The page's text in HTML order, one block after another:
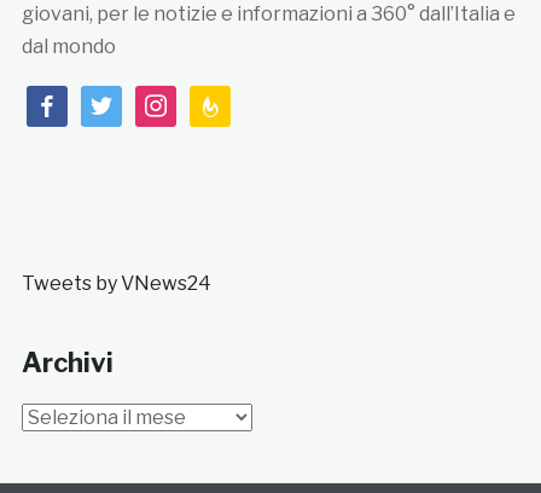
giovani, per le notizie e informazioni a 360° dall’Italia e
dal mondo
facebooktwitterinstagramfeedburner
Tweets by VNews24
Archivi
Archivi